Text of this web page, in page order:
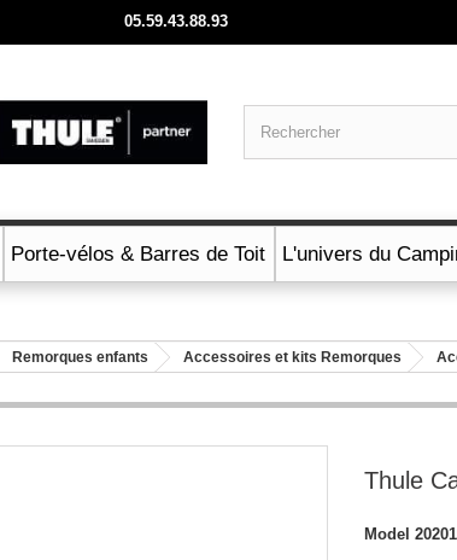
Appelez nous au :05.59.43.88.93
Porte-vélos & Barres de Toit L'univers du
Remorques enfants Accessoires et kits Remorques
Thule
Model